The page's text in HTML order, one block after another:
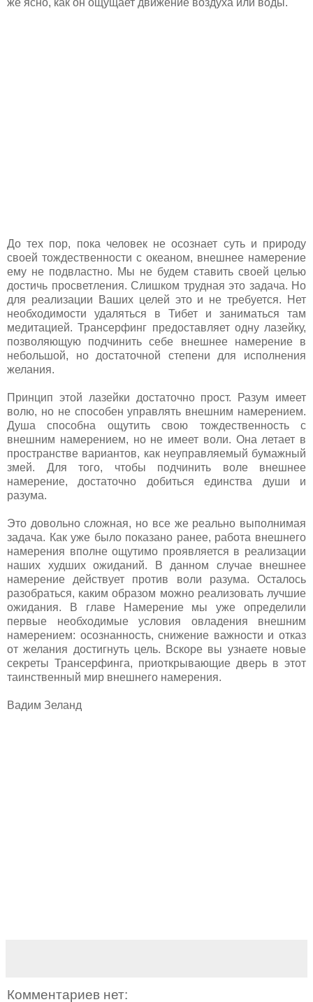
До тех пор, пока человек не осознает суть и природу
своей тождественности с океаном, внешнее намерение
ему не подвластно. Мы не будем ставить своей целью
достичь просветления. Слишком трудная это задача. Но
для реализации Ваших целей это и не требуется. Нет
необходимости удаляться в Тибет и заниматься там
медитацией. Трансерфинг предоставляет одну лазейку,
позволяющую подчинить себе внешнее намерение в
небольшой, но достаточной степени для исполнения
желания.
Принцип этой лазейки достаточно прост. Разум имеет
волю, но не способен управлять внешним намерением.
Душа способна ощутить свою тождественность с
внешним намерением, но не имеет воли. Она летает в
пространстве вариантов, как неуправляемый бумажный
змей. Для того, чтобы подчинить воле внешнее
намерение, достаточно добиться единства души и
разума.
Это довольно сложная, но все же реально выполнимая
задача. Как уже было показано ранее, работа внешнего
намерения вполне ощутимо проявляется в реализации
наших худших ожиданий. В данном случае внешнее
намерение действует против воли разума. Осталось
разобраться, каким образом можно реализовать лучшие
ожидания. В главе Намерение мы уже определили
первые необходимые условия овладения внешним
намерением: осознанность, снижение важности и отказ
от желания достигнуть цель. Вскоре вы узнаете новые
секреты Трансерфинга, приоткрывающие дверь в этот
таинственный мир внешнего намерения.
Вадим Зеланд
Комментариев нет: